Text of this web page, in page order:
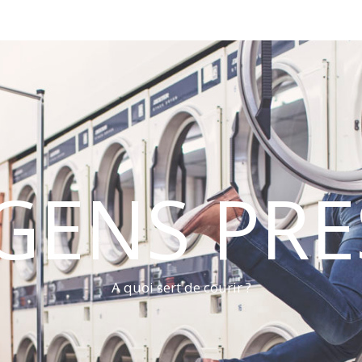
A quoi sert de courir ?